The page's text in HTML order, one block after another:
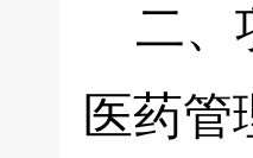
二、
医药管